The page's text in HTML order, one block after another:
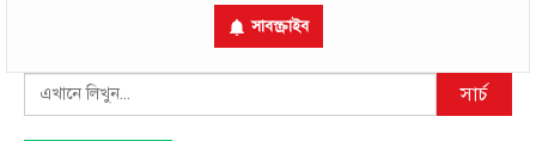
সাবস্ক্রাইব
Search সার্চ